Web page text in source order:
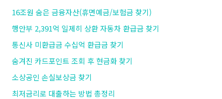
16조원 숨은 금융자산(휴면예금/보험금 찾기)
행안부 2,391억 일제히 상환 자동차 환급금 찾기
통신사 미환급금 수십억 환급금 찾기
숨겨진 카드포인트 조회 후 현금화 찾기
소상공인 손실보상금 찾기
최저금리로 대출하는 방법 총정리